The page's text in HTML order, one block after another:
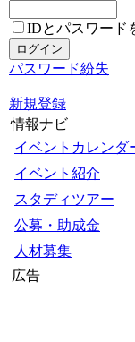
IDとパスワード
パスワード紛失
新規登録
情報ナビ
イベントカレンダ
イベント紹介
スタディツアー
公募・助成金
人材募集
広告